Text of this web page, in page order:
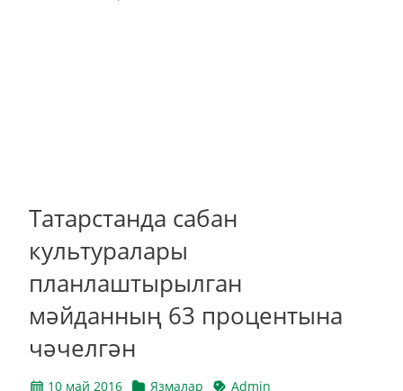
Татарстанда сабан
культуралары
планлаштырылган
мәйданның 63 процентына
чәчелгән
10 май 2016 Язмалар Admin